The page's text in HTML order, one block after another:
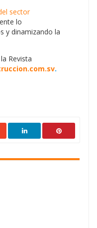
sector
lo
y dinamizando la
Revista
.